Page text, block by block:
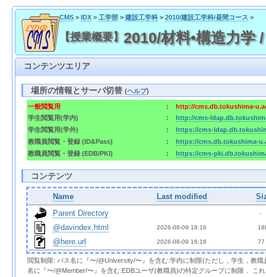
CMS> IDX> 工学部> 建設工学科> 2010/建設工学科/昼間コース >
【授業概要】 2010/材料•構造力
コンテンツエリア
場所の情報とサーバ切替(ヘルプ)
一般閲覧用 :
http://cms.db.tokushima-
学生閲覧用(学内)
:
http://cms-
学生閲覧用(学外)
:
https://cms-
教職員閲覧・登録 (ID&Pass)
:
https://cms.db.tokushima-
教職員閲覧・登録 (EDB/PKI)
: https://cms-
コンテンツ
Name Last modified
Parent Directory
  -
@davindex.html 2026-08-09 16:16
@here.url 2026-08-09 16:16 77
閲覧制限: パス名に『〜/@University/〜』を含む:学内に制限(ただし，学生，教
名に『〜/@Member/〜』を含む:EDBユーザ(教職員)の特定グループに制限． こ